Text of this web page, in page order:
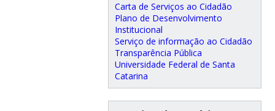
Carta de Serviços ao Cidadão
Plano de Desenvolvimento
Institucional
Serviço de informação ao Cidadão
Transparência Pública
Universidade Federal de Santa
Catarina